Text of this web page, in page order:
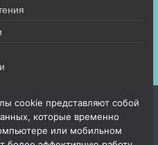
cookie представляют собой
которые временно
или мобильном